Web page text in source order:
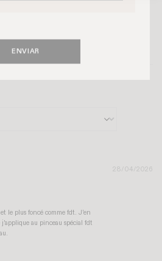
ENVIAR
28/04/2026
le plus foncé comme fdt. J'en
au pinceau spécial fdt